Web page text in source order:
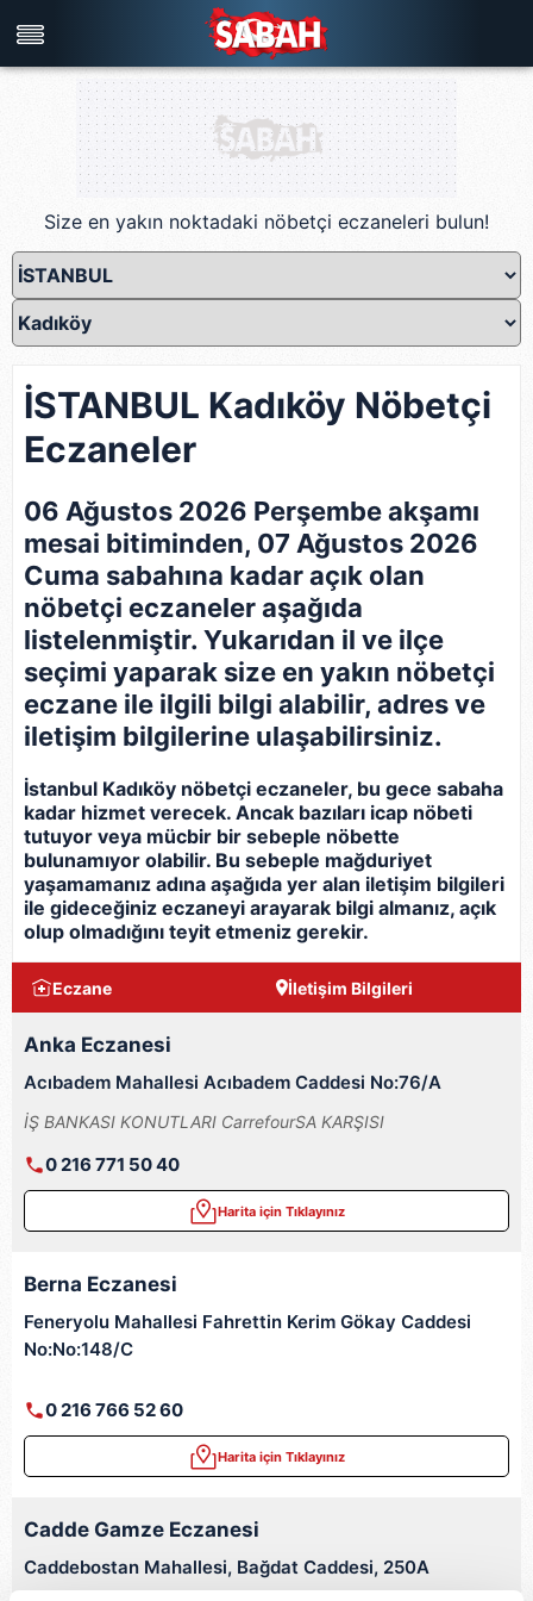
Türkiye'nin en iyi haber sitesi
Size en yakın noktadaki nöbetçi eczaneleri bulun!
İSTANBUL Kadıköy Nöbetçi
Eczaneler
06 Ağustos 2026 Perşembe akşamı
mesai bitiminden, 07 Ağustos 2026
Cuma sabahına kadar açık olan
nöbetçi eczaneler aşağıda
listelenmiştir. Yukarıdan il ve ilçe
seçimi yaparak size en yakın nöbetçi
eczane ile ilgili bilgi alabilir, adres ve
iletişim bilgilerine ulaşabilirsiniz.
İstanbul Kadıköy nöbetçi eczaneler, bu gece sabaha
kadar hizmet verecek. Ancak bazıları icap nöbeti
tutuyor veya mücbir bir sebeple nöbette
bulunamıyor olabilir. Bu sebeple mağduriyet
yaşamamanız adına aşağıda yer alan iletişim bilgileri
ile gideceğiniz eczaneyi arayarak bilgi almanız, açık
olup olmadığını teyit etmeniz gerekir.
Eczane İletişim Bilgileri
Anka Eczanesi
Acıbadem Mahallesi Acıbadem Caddesi No:76/A
İŞ BANKASI KONUTLARI CarrefourSA KARŞISI
0 216 771 50 40
Harita için Tıklayınız
Berna Eczanesi
Feneryolu Mahallesi Fahrettin Kerim Gökay Caddesi
No:No:148/C
0 216 766 52 60
Harita için Tıklayınız
Cadde Gamze Eczanesi
Caddebostan Mahallesi, Bağdat Caddesi, 250A